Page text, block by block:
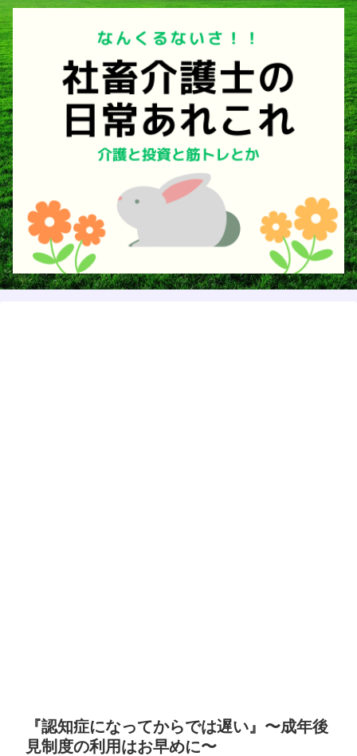
『認知症になってからでは遅い』〜成年後
見制度の利用はお早めに〜